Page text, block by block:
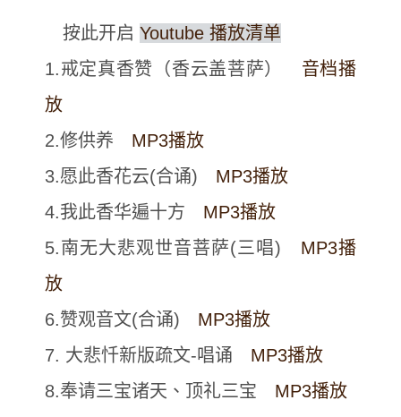
按此开启 Youtube 播放清单
1.戒定真香赞（香云盖菩萨） 音档播
放
2.修供养 MP3播放
3.愿此香花云(合诵) MP3播放
4.我此香华遍十方 MP3播放
5.南无大悲观世音菩萨(三唱) MP3播
放
6.赞观音文(合诵) MP3播放
7. 大悲忏新版疏文-唱诵 MP3播放
8.奉请三宝诸天、顶礼三宝 MP3播放